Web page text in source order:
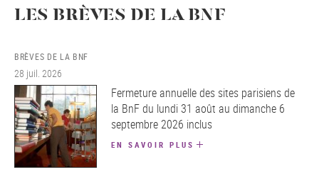
LES BRÈVES DE LA BNF
BRÈVES DE LA BNF
28 juil. 2026
Fermeture annuelle des sites parisiens de
la BnF du lundi 31 août au dimanche 6
septembre 2026 inclus
EN SAVOIR PLUS